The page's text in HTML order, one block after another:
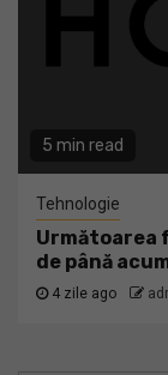
5 min read
Tehnologie
Următoarea
de până
4 zile ago